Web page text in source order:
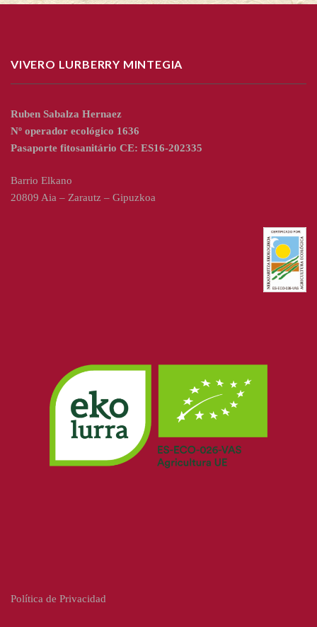
VIVERO LURBERRY MINTEGIA
Ruben Sabalza Hernaez
Nº operador ecológico 1636
Pasaporte fitosanitário CE: ES16-202335
Barrio Elkano
20809 Aia – Zarautz – Gipuzkoa
Política de Privacidad